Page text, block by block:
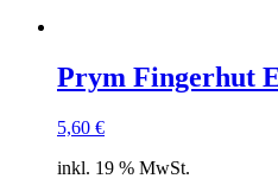
Prym Fingerhut
5,60 €
inkl. 19 % MwSt.